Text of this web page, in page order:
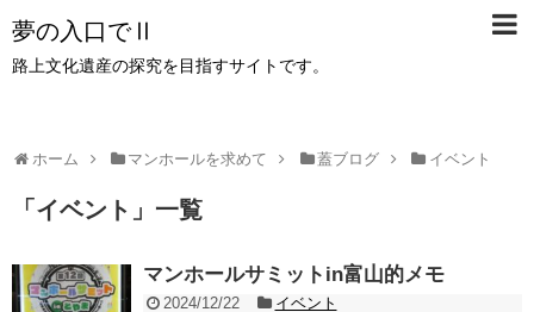
夢の入口でⅡ
路上文化遺産の探究を目指すサイトです。
ホーム マンホールを求めて 蓋ブログ イベント
「 イベント 」 一覧
マンホールサミットin富山的メモ
2024/12/22
イベント